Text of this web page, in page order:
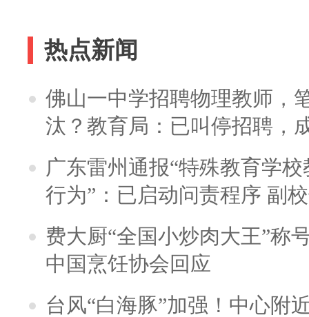
热点新闻
佛山一中学招聘物理教师，
汰？教育局：已叫停招聘，
广东雷州通报“特殊教育学
行为”：已启动问责程序 副
费大厨“全国小炒肉大王”称
中国烹饪协会回应
台风“白海豚”加强！中心附